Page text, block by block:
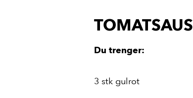
TOMATSAUS
Du trenger:
3 stk gulrot